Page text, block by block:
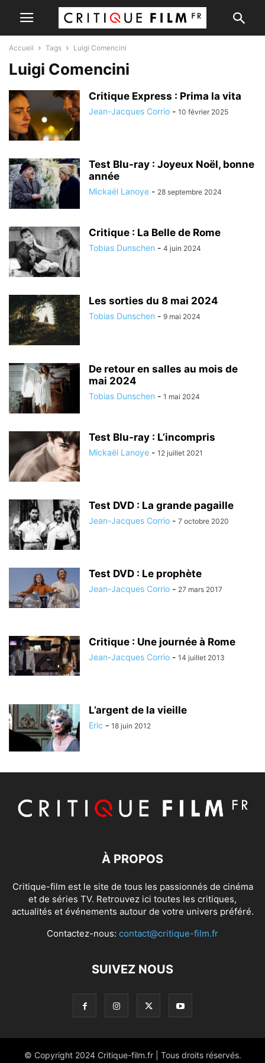
Accueil Tags Luigi Comencini
Luigi Comencini
Critique Express : Prima la vita
Jean-Jacques Corrio - 10 février 2025
Test Blu-ray : Joyeux Noël, bonne
année
Mickaël Lanoye - 28 septembre 2024
Critique : La Belle de Rome
Tobias Dunschen - 4 juin 2024
Les sorties du 8 mai 2024
Tobias Dunschen - 9 mai 2024
De retour en salles au mois de
mai 2024
Tobias Dunschen - 1 mai 2024
Test Blu-ray : L’incompris
Mickaël Lanoye - 12 juillet 2021
Test DVD : La grande pagaille
Jean-Jacques Corrio - 7 octobre 2020
Test DVD : Le prophète
Jean-Jacques Corrio - 27 mars 2017
Critique : Une journée à Rome
Jean-Jacques Corrio - 14 juillet 2013
L’argent de la vieille
Eric - 18 juin 2012
À PROPOS
Critique-film est le site de tous les passionnés de cinéma
et de séries TV. Retrouvez ici toutes les critiques,
actualités et événements autour de votre univers préféré.
Contactez-nous: contact@critique-film.fr
SUIVEZ NOUS
© Copyright 2024 Critique-film.fr | Tous droits réservés.